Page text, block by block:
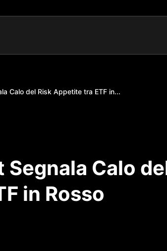
Calo del Risk Appetite tra ETF in...
Calo
in Rosso